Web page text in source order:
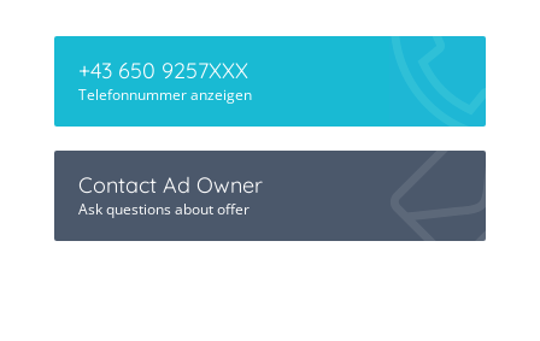
+43 650 9257XXX
Telefonnummer anzeigen
Contact Ad Owner
Ask questions about offer